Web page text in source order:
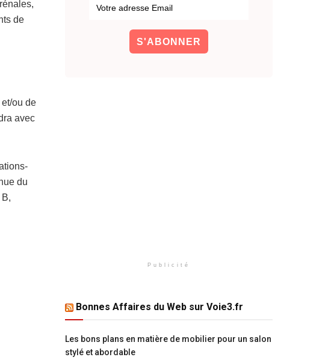
de
ou de
avec
du
Publicité
Bonnes Affaires du Web sur Voie3.fr
Les bons plans en matière de mobilier pour un salon
stylé et abordable